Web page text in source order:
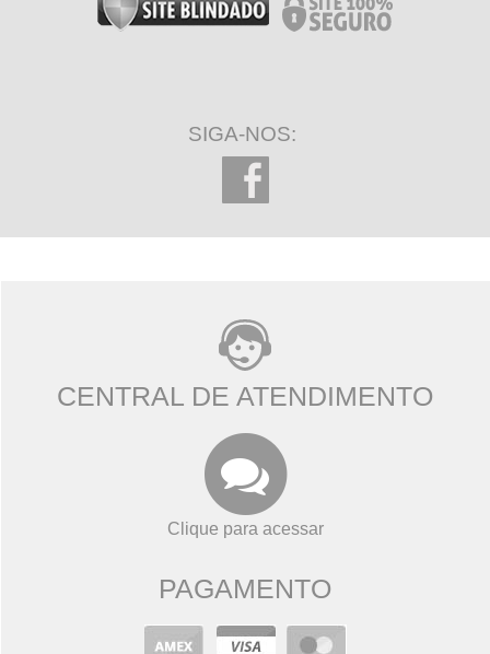
SIGA-NOS:
CENTRAL DE ATENDIMENTO
Clique para acessar
PAGAMENTO